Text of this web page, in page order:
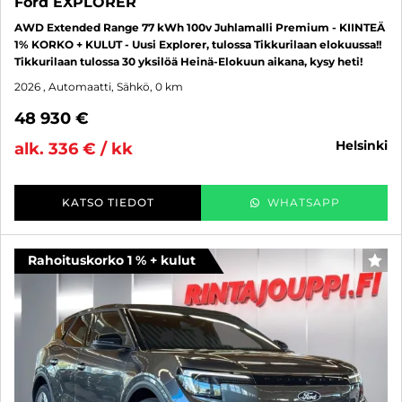
AWD Extended Range 77 kWh 100v Juhlamalli Premium - KIINTEÄ
1% KORKO + KULUT - Uusi Explorer, tulossa Tikkurilaan elokuussa!!
Tikkurilaan tulossa 30 yksilöä Heinä-Elokuun aikana, kysy heti!
2026 , Automaatti, Sähkö, 0 km
48 930 €
alk. 336 € / kk
helsinki
KATSO TIEDOT WHATSAPP
Rahoituskorko 1 % + kulut